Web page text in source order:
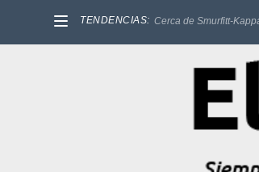
TENDENCIAS: Cerca de Smurfitt-